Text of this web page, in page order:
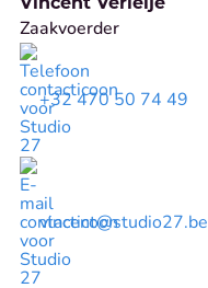
Zaakvoerder
+32 470 50 74 49
vincent@studio27.be